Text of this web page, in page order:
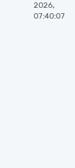
2026,
07:40:07